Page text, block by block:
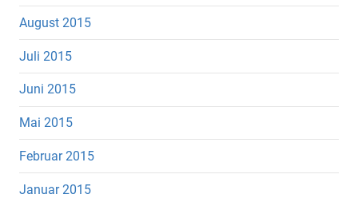
August 2015
Juli 2015
Juni 2015
Mai 2015
Februar 2015
Januar 2015